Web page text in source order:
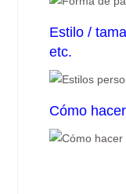
Estilo /
etc.
Cómo